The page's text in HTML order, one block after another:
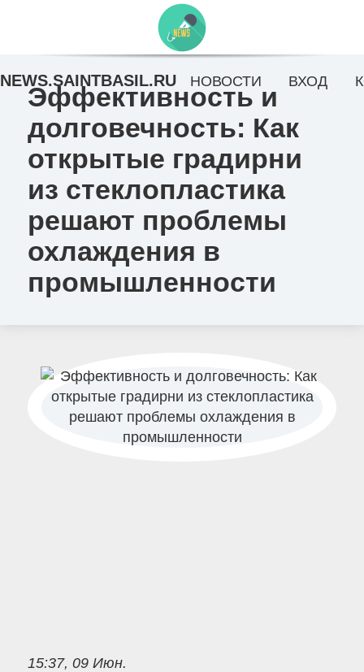
Эффективность и
долговечность: Как
открытые градирни
из стеклопластика
решают проблемы
охлаждения в
промышленности
15:37, 09 Июн.
NEWS.SAINTBASIL.RU НОВОСТИ ВХОД